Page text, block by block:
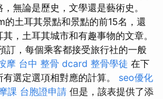
無論是歷史，文學還是藝術史。
土耳其景點和景點的前15名，還
，土耳其城市和有趣事物的文章。
訂，每個乘客都接受旅行社的一般
摩 台中 整骨 dcard 整骨學徒 在下
選定選項相對應的計算。 seo優化
課 台胞證申請 但是，該表提供了添